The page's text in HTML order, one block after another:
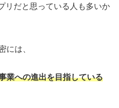
リだと思っている人も多いか
には、
業への進出を目指している